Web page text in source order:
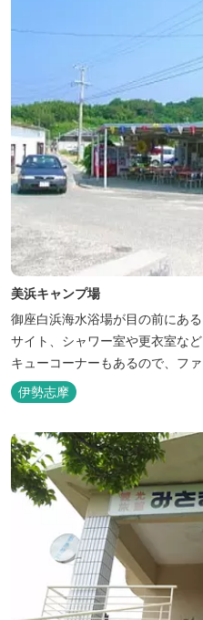
美浜キャンプ場
御座白浜海水浴場が目の前にあ
サイト、シャワー室や更衣室な
キューコーナーもあるので、フ
ことができます。
伊勢志摩